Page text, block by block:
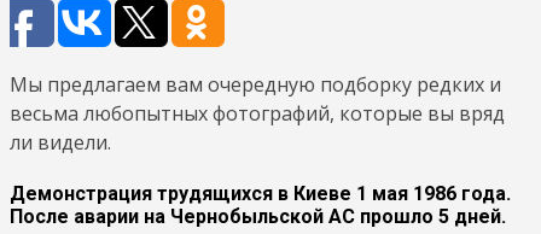
Мы предлагаем вам очередную подборку редких и
весьма любопытных фотографий, которые вы вряд
ли видели.
Демонстрация трудящихся в Киеве 1 мая 1986 года.
После аварии на Чернобыльской АС прошло 5 дней.